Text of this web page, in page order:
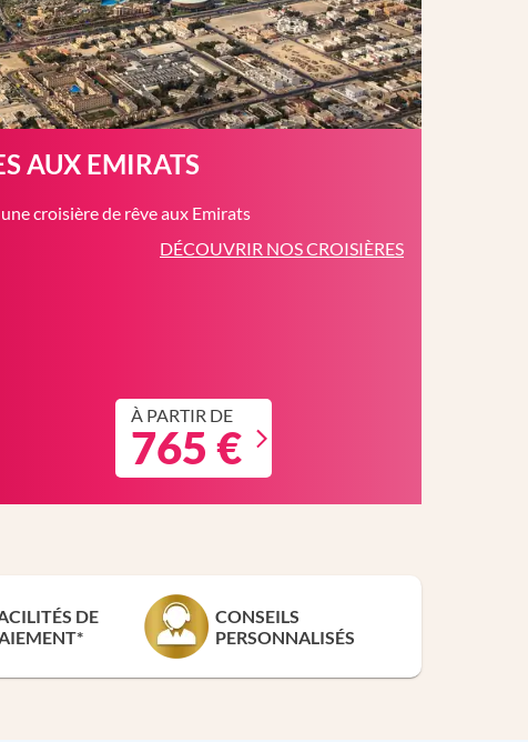
AUX EMIRATS
croisière de rêve aux Emirats
DÉCOUVRIR NOS CROISIÈRES
À PARTIR DE
765 €
DE
CONSEILS
PERSONNALISÉS